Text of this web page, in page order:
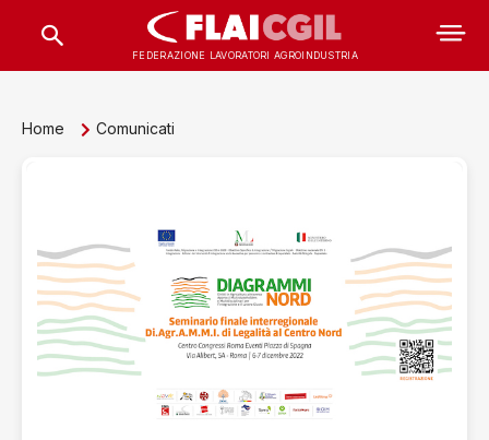
FEDERAZIONE LAVORATORI AGROINDUSTRIA
Home Comunicati